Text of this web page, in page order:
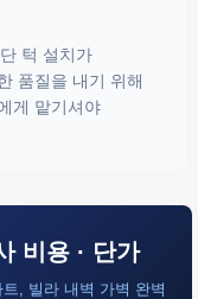
턱 설치가
품질을 내기 위해
게 맡기셔야
비용 · 단가
, 빌라 내벽 가벽 완벽